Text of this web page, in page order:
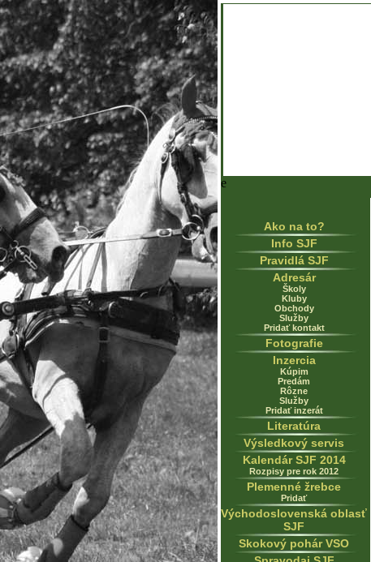
e
Ako na to?
Info SJF
Pravidlá SJF
Adresár
Školy
Kluby
Obchody
Služby
Pridať kontakt
Fotografie
Inzercia
Kúpim
Predám
Rôzne
Služby
Pridať inzerát
Literatúra
Výsledkový servis
Kalendár SJF 2014
Rozpisy pre rok 2012
Plemenné žrebce
Pridať
Východoslovenská oblasť
SJF
Skokový pohár VSO